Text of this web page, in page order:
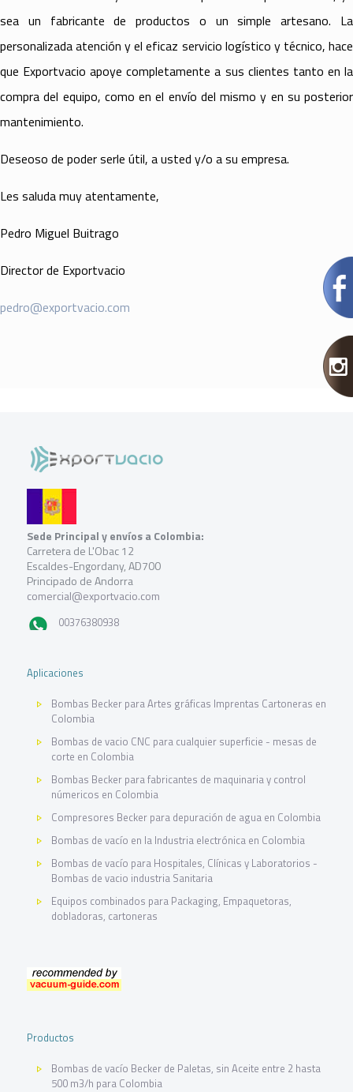
sea un fabricante de productos o un simple artesano. La
personalizada atención y el eficaz servicio logístico y técnico, hace
que Exportvacio apoye completamente a sus clientes tanto en la
compra del equipo, como en el envío del mismo y en su posterior
mantenimiento.
Deseoso de poder serle útil, a usted y/o a su empresa.
Les saluda muy atentamente,
Pedro Miguel Buitrago
Director de Exportvacio
pedro@exportvacio.com
Sede Principal y envíos a Colombia:
Carretera de L'Obac 12
Escaldes-Engordany, AD700
Principado de Andorra
comercial@exportvacio.com
00376380938
Aplicaciones
Bombas Becker para Artes gráficas Imprentas Cartoneras en
Colombia
Bombas de vacio CNC para cualquier superficie - mesas de
corte en Colombia
Bombas Becker para fabricantes de maquinaria y control
númericos en Colombia
Compresores Becker para depuración de agua en Colombia
Bombas de vacío en la Industria electrónica en Colombia
Bombas de vacío para Hospitales, Clínicas y Laboratorios -
Bombas de vacio industria Sanitaria
Equipos combinados para Packaging, Empaquetoras,
dobladoras, cartoneras
Productos
Bombas de vacío Becker de Paletas, sin Aceite entre 2 hasta
500 m3/h para Colombia